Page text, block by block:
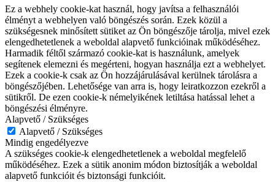
Ez a webhely cookie-kat használ, hogy javítsa a felhasználói
élményt a webhelyen való böngészés során. Ezek közül a
szükségesnek minősített sütiket az Ön böngészője tárolja, mivel ezek
elengedhetetlenek a weboldal alapvető funkcióinak működéséhez.
Harmadik féltől származó cookie-kat is használunk, amelyek
segítenek elemezni és megérteni, hogyan használja ezt a webhelyet.
Ezek a cookie-k csak az Ön hozzájárulásával kerülnek tárolásra a
böngészőjében. Lehetősége van arra is, hogy leiratkozzon ezekről a
sütikről. De ezen cookie-k némelyikének letiltása hatással lehet a
böngészési élményre.
Alapvető / Szükséges
Alapvető / Szükséges
Mindig engedélyezve
A szükséges cookie-k elengedhetetlenek a weboldal megfelelő
működéséhez. Ezek a sütik anonim módon biztosítják a weboldal
alapvető funkcióit és biztonsági funkcióit.